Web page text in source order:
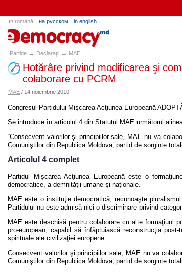
în română | на русском | in english
partide.md
Partide → Declaraţii → MAE
Hotărâre privind modificarea şi
colaborare cu PCRM
MAE / 14 noiembrie 2010
Congresul Partidului Mişcarea Acţiunea Europeană
Se introduce în articolul 4 din Statutul MAE următorul
“Consecvent valorilor şi principiilor sale, MAE nu va
Comuniştilor din Republica Moldova, partid de sorginte
Articolul 4 complet
Partidul Mişcarea Acţiunea Europeană este o
democratice, a demnităţii umane şi naţionale.
MAE este o instituţie democratică, recunoaşte
Partidului nu este admisă nici o discriminare privind
MAE este deschisă pentru colaborare cu alte formaţiuni
pro-european, capabil să înfăptuiască reconstrucţia
spirituale ale civilizaţiei europene.
Consecvent valorilor şi principiilor sale, MAE nu va
Comuniştilor din Republica Moldova, partid de sorginte